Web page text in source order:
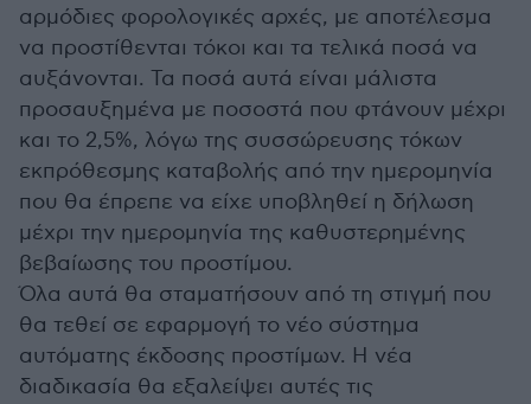
αρμόδιες φορολογικές αρχές, με αποτέλεσμα
να προστίθενται τόκοι και τα τελικά ποσά να
αυξάνονται. Τα ποσά αυτά είναι μάλιστα
προσαυξημένα με ποσοστά που φτάνουν μέχρι
και το 2,5%, λόγω της συσσώρευσης τόκων
εκπρόθεσμης καταβολής από την ημερομηνία
που θα έπρεπε να είχε υποβληθεί η δήλωση
μέχρι την ημερομηνία της καθυστερημένης
βεβαίωσης του προστίμου.
Όλα αυτά θα σταματήσουν από τη στιγμή που
θα τεθεί σε εφαρμογή το νέο σύστημα
αυτόματης έκδοσης προστίμων. Η νέα
διαδικασία θα εξαλείψει αυτές τις